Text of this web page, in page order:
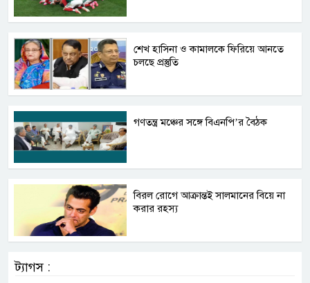
শেখ হাসিনা ও কামালকে ফিরিয়ে আনতে
চলছে প্রস্তুতি
গণতন্ত্র মঞ্চের সঙ্গে বিএনপি’র বৈঠক
বিরল রোগে আক্রান্তই সালমানের বিয়ে না
করার রহস্য
ট্যাগস :